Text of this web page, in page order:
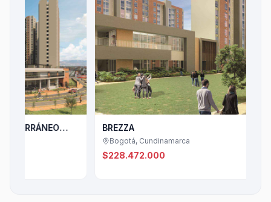
Bogotá, Cundinamarca
$228.472.000